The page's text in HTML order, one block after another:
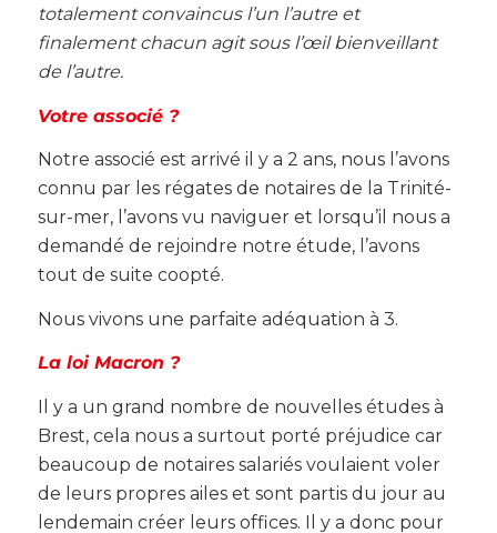
totalement convaincus l’un l’autre et
finalement chacun agit sous l’œil bienveillant
de l’autre.
Votre associé ?
Notre associé est arrivé il y a 2 ans, nous l’avons
connu par les régates de notaires de la Trinité-
sur-mer, l’avons vu naviguer et lorsqu’il nous a
demandé de rejoindre notre étude, l’avons
tout de suite coopté.
Nous vivons une parfaite adéquation à 3.
La loi Macron ?
Il y a un grand nombre de nouvelles études à
Brest, cela nous a surtout porté préjudice car
beaucoup de notaires salariés voulaient voler
de leurs propres ailes et sont partis du jour au
lendemain créer leurs offices. Il y a donc pour